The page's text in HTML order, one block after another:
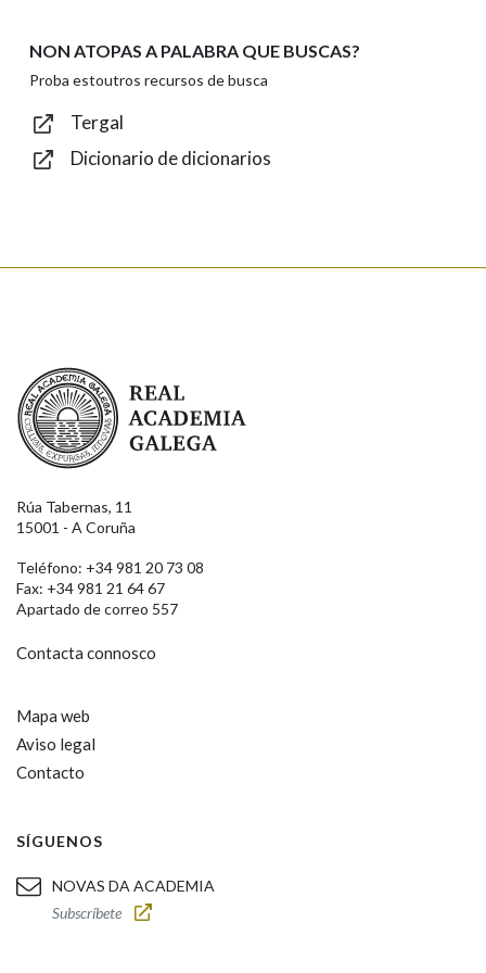
Texto de verificación
NON ATOPAS A PALABRA QUE BUSCAS?
Proba estoutros recursos de busca
Tergal
Dicionario de dicionarios
Real Academia Galega
Rúa Tabernas, 11
15001 - A Coruña
Teléfono: +34 981 20 73 08
Fax: +34 981 21 64 67
Apartado de correo 557
Contacta connosco
Mapa web
Aviso legal
Contacto
SÍGUENOS
NOVAS DA ACADEMIA
Subscríbete